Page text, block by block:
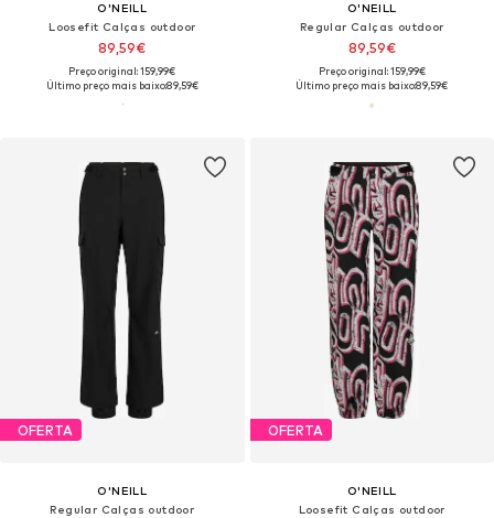
O'NEILL
Loosefit Calças outdoor
89,59€
Preço original: 159,99€
Último preço mais baixo:89,59€
O'NEILL
Regular Calças outdoor
89,59€
Preço original: 159,99€
Último preço mais baixo:89,59€
OFERTA
O'NEILL
Regular Calças outdoor
OFERTA
O'NEILL
Loosefit Calças outdoor